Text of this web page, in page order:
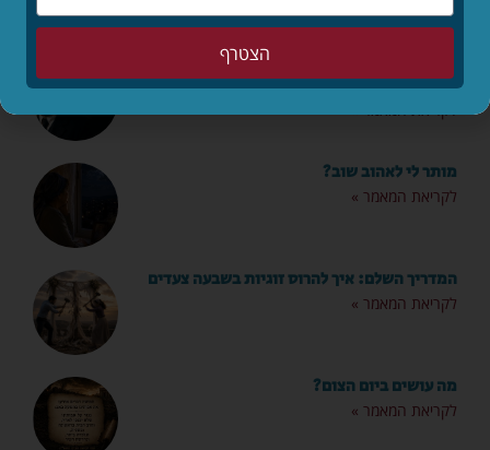
מאמרים אחרונים
הילדים לפני הכול – סיפורו המופלא של יאנוש
קורצ'אק
לקריאת המאמר »
מותר לי לאהוב שוב?
לקריאת המאמר »
המדריך השלם: איך להרוס זוגיות בשבעה צעדים
לקריאת המאמר »
מה עושים ביום הצום?
לקריאת המאמר »
הצטרף